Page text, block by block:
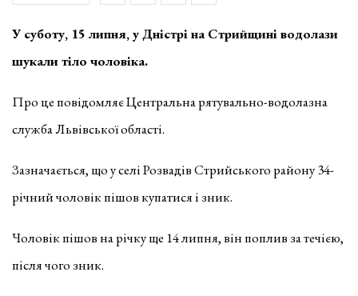
У суботу, 15 липня, у Дністрі на Стрийщині водолази
шукали тіло чоловіка.
Про це повідомляє Центральна рятувально-водолазна
служба Львівської області.
Зазначається, що у селі Розвадів Стрийського району 34-
річний чоловік пішов купатися і зник.
Чоловік пішов на річку ще 14 липня, він поплив за течією,
після чого зник.